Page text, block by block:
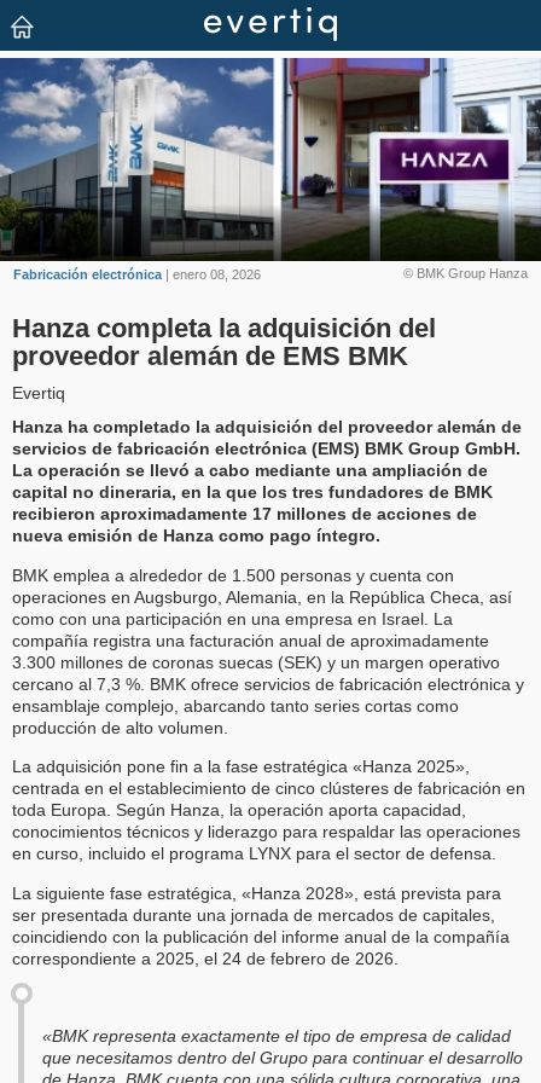
© BMK Group Hanza
Fabricación electrónica | enero 08, 2026
Hanza completa la adquisición del
proveedor alemán de EMS BMK
Evertiq
Hanza ha completado la adquisición del proveedor alemán de
servicios de fabricación electrónica (EMS) BMK Group GmbH.
La operación se llevó a cabo mediante una ampliación de
capital no dineraria, en la que los tres fundadores de BMK
recibieron aproximadamente 17 millones de acciones de
nueva emisión de Hanza como pago íntegro.
BMK emplea a alrededor de 1.500 personas y cuenta con
operaciones en Augsburgo, Alemania, en la República Checa, así
como con una participación en una empresa en Israel. La
compañía registra una facturación anual de aproximadamente
3.300 millones de coronas suecas (SEK) y un margen operativo
cercano al 7,3 %. BMK ofrece servicios de fabricación electrónica y
ensamblaje complejo, abarcando tanto series cortas como
producción de alto volumen.
La adquisición pone fin a la fase estratégica «Hanza 2025»,
centrada en el establecimiento de cinco clústeres de fabricación en
toda Europa. Según Hanza, la operación aporta capacidad,
conocimientos técnicos y liderazgo para respaldar las operaciones
en curso, incluido el programa LYNX para el sector de defensa.
La siguiente fase estratégica, «Hanza 2028», está prevista para
ser presentada durante una jornada de mercados de capitales,
coincidiendo con la publicación del informe anual de la compañía
correspondiente a 2025, el 24 de febrero de 2026.
«BMK representa exactamente el tipo de empresa de calidad
que necesitamos dentro del Grupo para continuar el desarrollo